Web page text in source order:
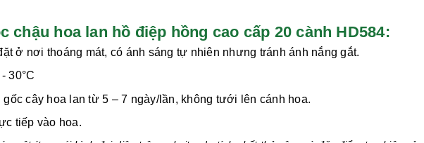
chậu hoa lan hồ điệp hồng cao cấp 20 cành HD584:
ở nơi thoáng mát, có ánh sáng tự nhiên nhưng tránh ánh nắng gắt.
30°C
cây hoa lan từ 5 – 7 ngày/lần, không tưới lên cánh hoa.
tiếp vào hoa.